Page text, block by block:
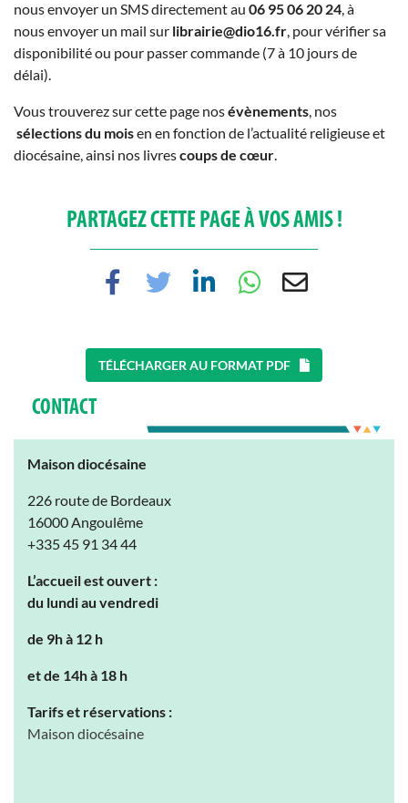
nous envoyer un SMS directement au 06 95 06 20 24, à
nous envoyer un mail sur librairie@dio16.fr, pour vérifier sa
disponibilité ou pour passer commande (7 à 10 jours de
délai).
Vous trouverez sur cette page nosévènements, nos
sélections du moisen en fonction de l’actualité religieuse et
diocésaine, ainsi nos livrescoups de cœur.
PARTAGEZ CETTE PAGE À VOS AMIS !
TÉLÉCHARGER AU FORMAT PDF
CONTACT
Maison diocésaine
226 route de Bordeaux
16000 Angoulême
+335 45 91 34 44
L’accueil est ouvert :
du lundi au vendredi
de 9h à 12 h
et de 14h à 18 h
Tarifs et réservations :
Maison diocésaine